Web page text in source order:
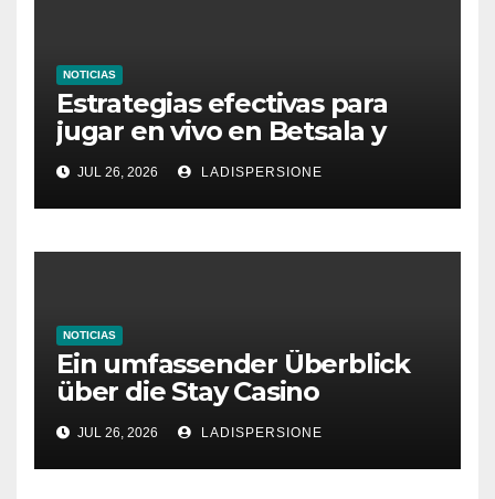
NOTICIAS
Estrategias efectivas para
jugar en vivo en Betsala y
aumentar tus ganancias
JUL 26, 2026 LADISPERSIONE
NOTICIAS
Ein umfassender Überblick
über die Stay Casino
Bonusbedingungen
JUL 26, 2026 LADISPERSIONE